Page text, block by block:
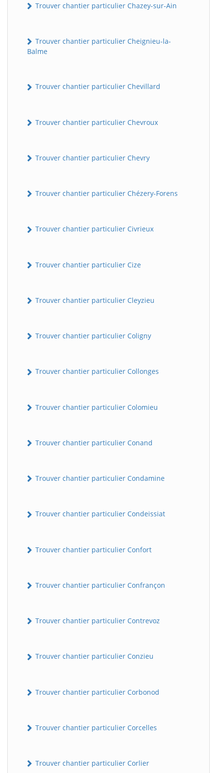
Trouver chantier particulier Chazey-sur-Ain
Trouver chantier particulier Cheignieu-la-
Balme
Trouver chantier particulier Chevillard
Trouver chantier particulier Chevroux
Trouver chantier particulier Chevry
Trouver chantier particulier Chézery-Forens
Trouver chantier particulier Civrieux
Trouver chantier particulier Cize
Trouver chantier particulier Cleyzieu
Trouver chantier particulier Coligny
Trouver chantier particulier Collonges
Trouver chantier particulier Colomieu
Trouver chantier particulier Conand
Trouver chantier particulier Condamine
Trouver chantier particulier Condeissiat
Trouver chantier particulier Confort
Trouver chantier particulier Confrançon
Trouver chantier particulier Contrevoz
Trouver chantier particulier Conzieu
Trouver chantier particulier Corbonod
Trouver chantier particulier Corcelles
Trouver chantier particulier Corlier